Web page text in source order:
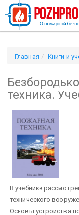
Главная Книги и
техника.
В учебнике
технического
Основы устройства